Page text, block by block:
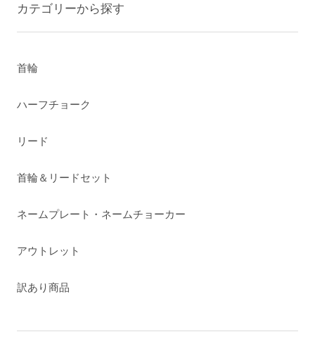
カテゴリーから探す
首輪
ハーフチョーク
リード
首輪＆リードセット
ネームプレート・ネームチョーカー
アウトレット
訳あり商品